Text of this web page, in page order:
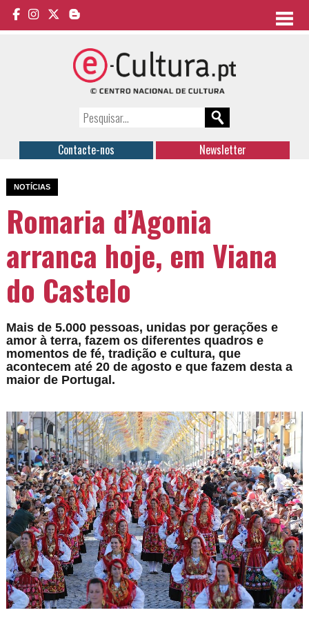
Contacte-nos Newsletter
NOTÍCIAS
Romaria d’Agonia
arranca hoje, em Viana
do Castelo
Mais de 5.000 pessoas, unidas por gerações e
amor à terra, fazem os diferentes quadros e
momentos de fé, tradição e cultura, que
acontecem até 20 de agosto e que fazem desta a
maior de Portugal.